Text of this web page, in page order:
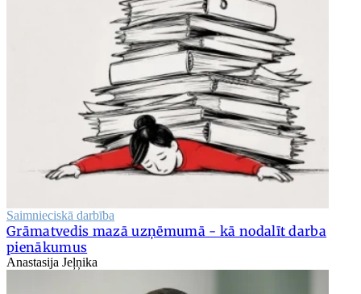
Saimnieciskā darbība
Grāmatvedis mazā uzņēmumā - kā nodalīt darba
pienākumus
Anastasija Jeļņika